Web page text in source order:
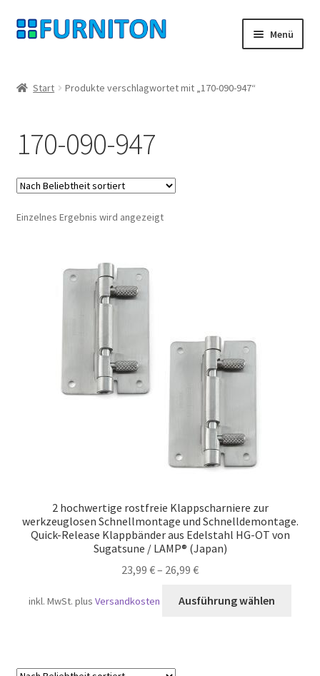
Zur
Navigation
Zum
Inhalt
Menü
Datenschutz
Widerrufsrecht
Kontakt
Start Produkte verschlagwortet mit „170-090-947“
170-090-947
Einzelnes Ergebnis wird angezeigt
2 hochwertige rostfreie Klappscharniere zur
werkzeuglosen Schnellmontage und Schnelldemontage.
Quick-Release Klappbänder aus Edelstahl HG-OT von
Sugatsune / LAMP® (Japan)
23,99 €– 26,99 €
inkl. MwSt. plusVersandkosten Ausführung wählen